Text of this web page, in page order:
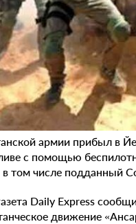
армии прибыл в
с помощью
в том числе подданный
Daily Express
движение